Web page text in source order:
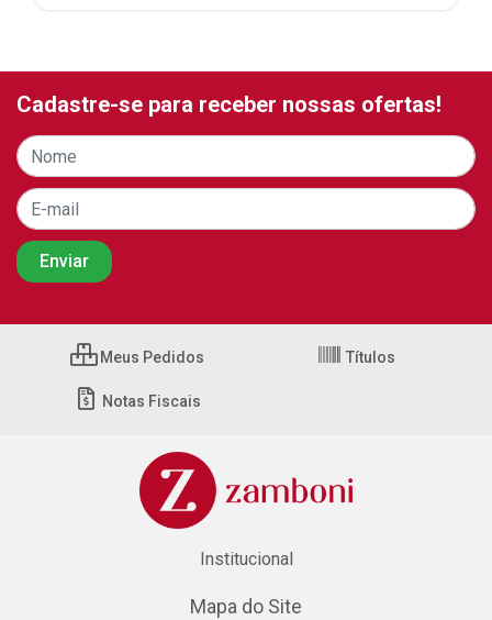
Cadastre-se para receber nossas ofertas!
Meus Pedidos Títulos
Notas Fiscais
Institucional
Mapa do Site